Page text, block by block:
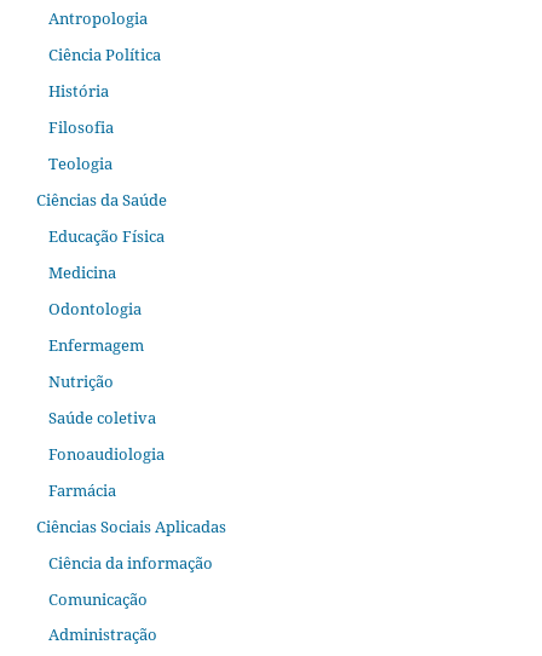
Antropologia
Ciência Política
História
Filosofia
Teologia
Ciências da Saúde
Educação Física
Medicina
Odontologia
Enfermagem
Nutrição
Saúde coletiva
Fonoaudiologia
Farmácia
Ciências Sociais Aplicadas
Ciência da informação
Comunicação
Administração